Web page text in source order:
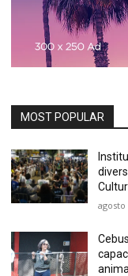
MOST POPULAR
agosto